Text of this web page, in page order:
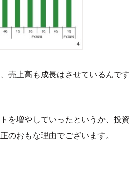
売上高も成長はさせているんです
を増やしていったというか、投資
のおもな理由でございます。